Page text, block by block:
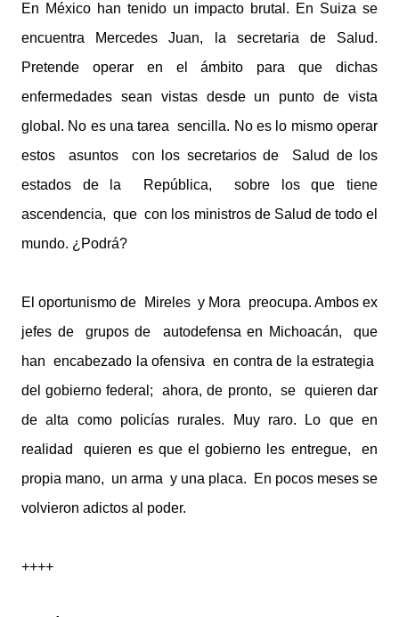
En México han tenido un impacto brutal. En Suiza se
encuentra Mercedes Juan, la secretaria de Salud.
Pretende operar en el ámbito para que dichas
enfermedades sean vistas desde un punto de vista
global. No es una tarea sencilla. No es lo mismo operar
estos asuntos con los secretarios de Salud de los
estados de la República, sobre los que tiene
ascendencia, que con los ministros de Salud de todo el
mundo. ¿Podrá?
El oportunismo de Mireles y Mora preocupa. Ambos ex
jefes de grupos de autodefensa en Michoacán, que
han encabezado la ofensiva en contra de la estrategia
del gobierno federal; ahora, de pronto, se quieren dar
de alta como policías rurales. Muy raro. Lo que en
realidad quieren es que el gobierno les entregue, en
propia mano, un arma y una placa. En pocos meses se
volvieron adictos al poder.
++++